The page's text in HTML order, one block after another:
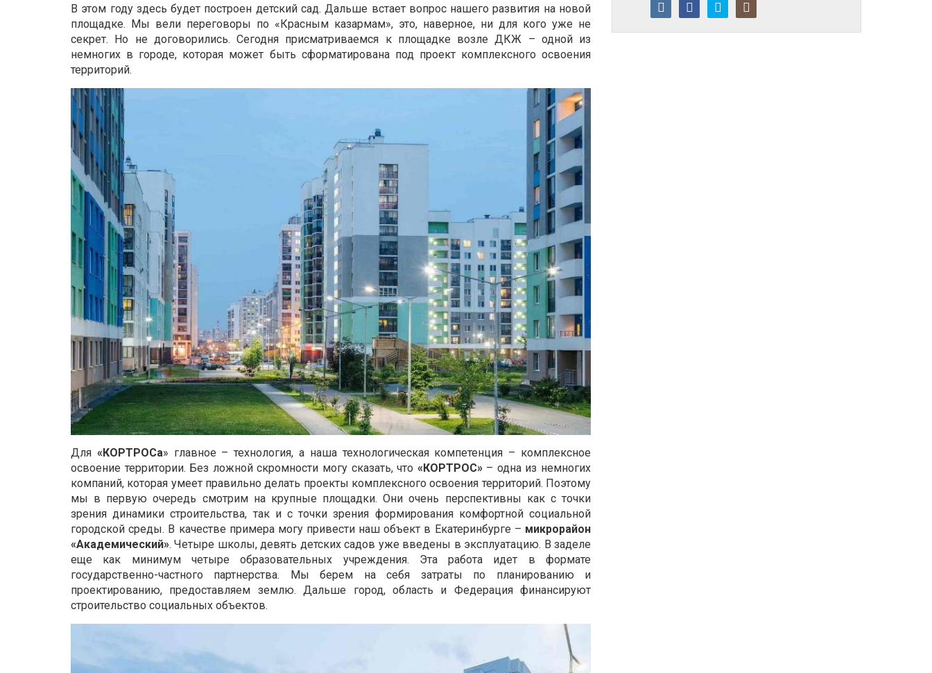
В этом году здесь будет построен детский сад. Дальше встает вопрос нашего развития на новой
площадке. Мы вели переговоры по «Красным казармам», это, наверное, ни для кого уже не
секрет. Но не договорились. Сегодня присматриваемся к площадке возле ДКЖ – одной из
немногих в городе, которая может быть сформатирована под проект комплексного освоения
территорий.
Для «КОРТРОСа» главное – технология, а наша технологическая компетенция – комплексное
освоение территории. Без ложной скромности могу сказать, что «КОРТРОС» – одна из немногих
компаний, которая умеет правильно делать проекты комплексного освоения территорий. Поэтому
мы в первую очередь смотрим на крупные площадки. Они очень перспективны как с точки
зрения динамики строительства, так и с точки зрения формирования комфортной социальной
городской среды. В качестве примера могу привести наш объект в Екатеринбурге – микрорайон
«Академический». Четыре школы, девять детских садов уже введены в эксплуатацию. В заделе
еще как минимум четыре образовательных учреждения. Эта работа идет в формате
государственно-частного партнерства. Мы берем на себя затраты по планированию и
проектированию, предоставляем землю. Дальше город, область и Федерация финансируют
строительство социальных объектов.